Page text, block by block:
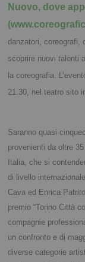
Nuovo, dove
danzatori, coreografi,
scoprire nuovi talenti
la coreografia.
21.30, nel teatro sito
Saranno quasi
provenienti da oltre
Italia, che si
di livello
Cava ed Enrica
premio “Torino Città
compagnie
un confronto e di
diverse categorie